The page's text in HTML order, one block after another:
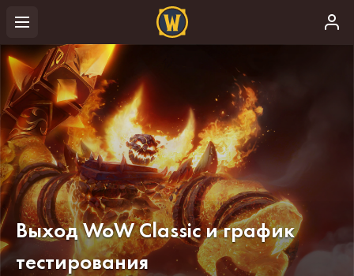
Выход WoW Classic и график
тестирования